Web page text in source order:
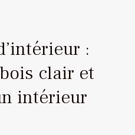
:
clair et
intérieur